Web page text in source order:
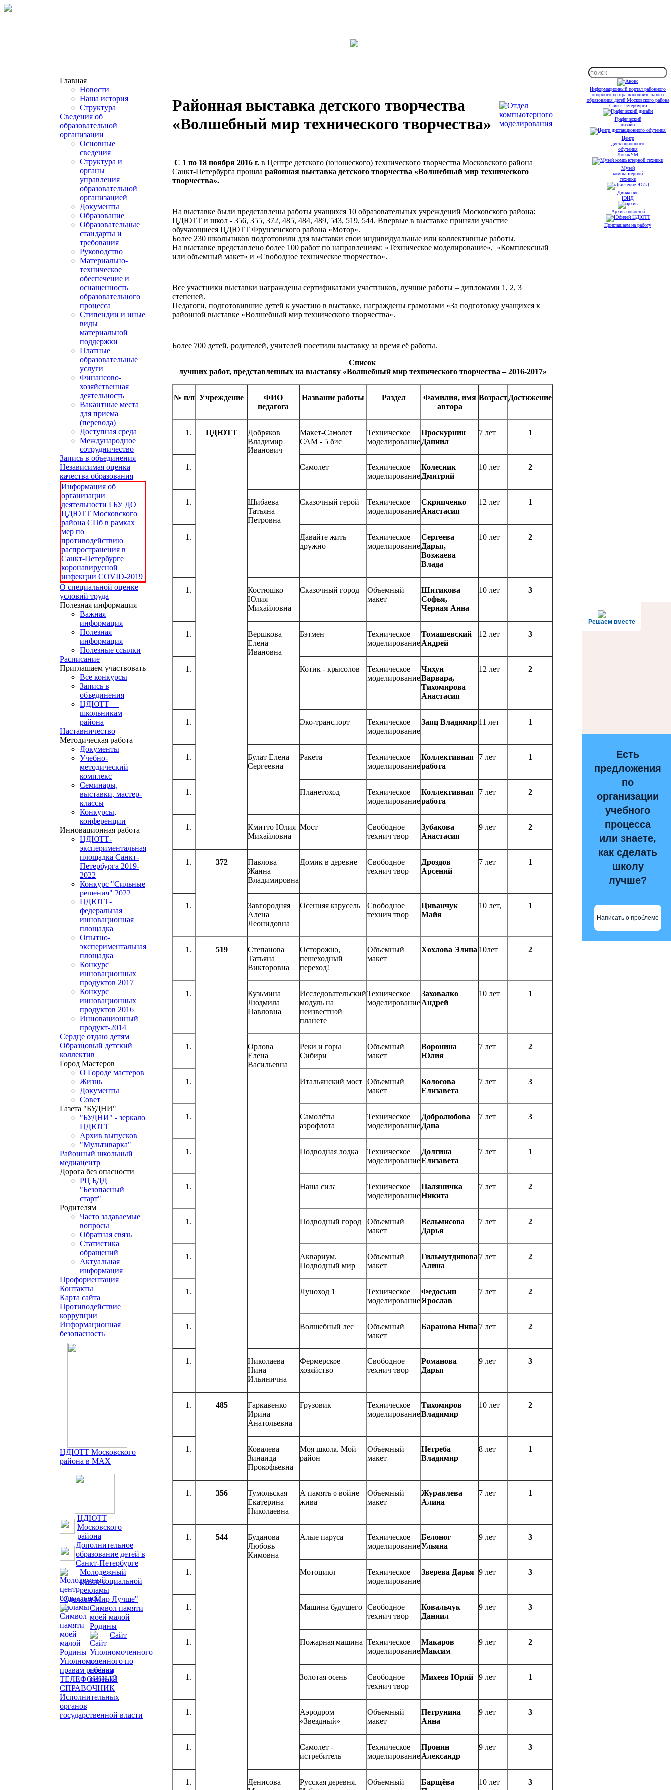
Главная
Новости
Наша история
Структура
Сведения об
образовательной
организации
Основные
сведения
Структура и
органы
управления
образовательной
организацией
Документы
Образование
Образовательные
стандарты и
требования
Руководство
Материально-
техническое
обеспечение и
оснащенность
образовательного
процесса
Стипендии и иные
виды
материальной
поддержки
Платные
образовательные
услуги
Финансово-
хозяйственная
деятельность
Вакантные места
для приема
(перевода)
Доступная среда
Международное
сотрудничество
Запись в объединения
Независимая оценка
качества образования
Информация об
организации
деятельности ГБУ ДО
ЦДЮТТ Московского
района СПб в рамках
мер по
противодействию
распространения в
Санкт-Петербурге
коронавирусной
инфекции COVID-2019
О специальной оценке
условий труда
Полезная информация
Важная
информация
Полезная
информация
Полезные ссылки
Расписание
Приглашаем участвовать
Все конкурсы
Запись в
объединения
ЦДЮТТ —
школьникам
района
Наставничество
Методическая работа
Документы
Учебно-
методический
комплекс
Семинары,
выставки, мастер-
классы
Конкурсы,
конференции
Инновационная работа
ЦДЮТТ-
экспериментальная
площадка Санкт-
Петербурга 2019-
2022
Конкурс "Сильные
решения" 2022
ЦДЮТТ-
федеральная
инновационная
площадка
Опытно-
экспериментальная
площадка
Конкурс
инновационных
продуктов 2017
Конкурс
инновационных
продуктов 2016
Инновационный
продукт-2014
Сердце отдаю детям
Образцовый детский
коллектив
Город Мастеров
О Городе мастеров
Жизнь
Документы
Совет
Газета "БУДНИ"
"БУДНИ" - зеркало
ЦДЮТТ
Архив выпусков
"Мультиварка"
Районный школьный
медиацентр
Дорога без опасности
РЦ БДД
"Безопасный
старт"
Родителям
Часто задаваемые
вопросы
Обратная связь
Статистика
обращений
Актуальная
информация
Профориентация
Контакты
Карта сайта
Противодействие
коррупции
Информационная
безопасность
ЦДЮТТ Московского
района в MAX
ЦДЮТТ
Московского
района
Дополнительное
образование детей в
Санкт-Петербурге
Молодежный
центр социальной
рекламы
"Сделаем Мир Лучше"
Символ памяти
моей малой
Родины
Сайт
Уполномоченного по
правам ребёнка
ТЕЛЕФОННЫЙ
СПРАВОЧНИК
Исполнительных
органов
государственной власти
Районная выставка детского творчества
«Волшебный мир технического творчества»
С 1 по 18 ноября 2016 г. в Центре детского (юношеского) технического творчества Московского района
Санкт-Петербурга прошла районная выставка детского творчества «Волшебный мир технического
творчества».
На выставке были представлены работы учащихся 10 образовательных учреждений Московского района:
ЦДЮТТ и школ - 356, 355, 372, 485, 484, 489, 543, 519, 544. Впервые в выставке приняли участие
обучающиеся ЦДЮТТ Фрунзенского района «Мотор».
Более 230 школьников подготовили для выставки свои индивидуальные или коллективные работы.
На выставке представлено более 100 работ по направлениям: «Техническое моделирование», «Комплексный
или объемный макет» и «Свободное техническое творчество».
Все участники выставки награждены сертификатами участников, лучшие работы – дипломами 1, 2, 3
степеней.
Педагоги, подготовившие детей к участию в выставке, награждены грамотами «За подготовку учащихся к
районной выставке «Волшебный мир технического творчества».
Более 700 детей, родителей, учителей посетили выставку за время её работы.
Список
лучших работ, представленных на выставку «Волшебный мир технического творчества – 2016-2017»
№ п/п Учреждение
ФИО
педагога
Название работы Раздел
Фамилия, имя
автора
Возраст Достижение
ЦДЮТТ
Добряков
Владимир
Иванович
Макет-Самолет
САМ - 5 бис
Техническое
моделирование
Проскурнин
Даниил
7 лет 1
Самолет
Техническое
моделирование
Колесник
Дмитрий
10 лет 2
Шибаева
Татьяна
Петровна
Сказочный герой
Техническое
моделирование
Скрипченко
Анастасия
12 лет 1
Давайте жить
дружно
Техническое
моделирование
Сергеева
Дарья,
Возжаева
Влада
10 лет 2
Костюшко
Юлия
Михайловна
Сказочный город
Объемный
макет
Шитикова
Софья,
Черная Анна
10 лет 3
Вершкова
Елена
Ивановна
Бэтмен
Техническое
моделирование
Томашевский
Андрей
12 лет 3
Котик - крысолов
Техническое
моделирование
Чихун
Варвара,
Тихомирова
Анастасия
12 лет 2
Эко-транспорт
Техническое
моделирование
Заяц Владимир 11 лет 1
Булат Елена
Сергеевна
Ракета
Техническое
моделирование
Коллективная
работа
7 лет 1
Планетоход
Техническое
моделирование
Коллективная
работа
7 лет 2
Кмитто Юлия
Михайловна
Мост
Свободное
технич твор
Зубакова
Анастасия
9 лет 2
372
Павлова
Жанна
Владимировна
Домик в деревне
Свободное
технич твор
Дроздов
Арсений
7 лет 1
Завгородняя
Алена
Леонидовна
Осенняя карусель
Свободное
технич твор
Циванчук
Майя
10 лет, 1
519
Степанова
Татьяна
Викторовна
Осторожно,
пешеходный
переход!
Объемный
макет
Хохлова Элина 10лет 2
Кузьмина
Людмила
Павловна
Исследовательский
модуль на
неизвестной
планете
Техническое
моделирование
Заховалко
Андрей
10 лет 1
Орлова
Елена
Васильевна
Реки и горы
Сибири
Объемный
макет
Воронина
Юлия
7 лет 2
Итальянский мост Объемный
макет
Колосова
Елизавета
7 лет 3
Самолёты
аэрофлота
Техническое
моделирование
Добролюбова
Дана
7 лет 3
Подводная лодка
Техническое
моделирование
Долгина
Елизавета
7 лет 1
Наша сила
Техническое
моделирование
Паляничка
Никита
7 лет 2
Подводный город
Объемный
макет
Вельмисова
Дарья
7 лет 2
Аквариум.
Подводный мир
Объемный
макет
Гильмутдинова
Алина
7 лет 2
Луноход 1
Техническое
моделирование
Федосьин
Ярослав
7 лет 2
Волшебный лес
Объемный
макет
Баранова Нина 7 лет 2
Николаева
Нина
Ильинична
Фермерское
хозяйство
Свободное
технич твор
Романова
Дарья
9 лет 3
485
Гаркавенко
Ирина
Анатольевна
Грузовик
Техническое
моделирование
Тихомиров
Владимир
10 лет 2
Ковалева
Зинаида
Прокофьевна
Моя школа. Мой
район
Объемный
макет
Нетреба
Владимир
8 лет 1
356
Тумольская
Екатерина
Николаевна
А память о войне
жива
Объемный
макет
Журавлева
Алина
7 лет 1
544
Буданова
Любовь
Кимовна
Алые паруса
Техническое
моделирование
Белоног
Ульяна
9 лет 3
Мотоцикл
Техническое
моделирование
Зверева Дарья 9 лет 3
Машина будущего Свободное
технич твор
Ковальчук
Даниил
9 лет 3
Пожарная машина Техническое
моделирование
Макаров
Максим
9 лет 2
Золотая осень
Свободное
технич твор
Михеев Юрий 9 лет 1
Аэродром
«Звездный»
Объемный
макет
Петрунина
Анна
9 лет 3
Самолет -
истребитель
Техническое
моделирование
Пронин
Александр
9 лет 3
Денисова
Русская деревня.
Объемный
Барщёва
10 лет 3
Информационный портал районного
опорного центра дополнительного
образования детей Московского района
Санкт-Петербурга
Графический
дизайн
Центр
дистанционного
обучения
ЛогикУМ
Музей
компьютерной
техники
Движение
ЮИД
Архив новостей
Приглашаем на работу
Решаем вместе
Есть
предложения
по
организации
учебного
процесса
или знаете,
как сделать
школу
лучше?
Написать о проблеме